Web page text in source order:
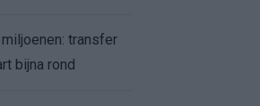
transfer
bijna rond